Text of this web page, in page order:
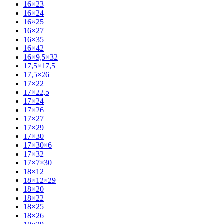
16×23
16×24
16×25
16×27
16×35
16×42
16×9,5×32
17,5×17,5
17,5×26
17×22
17×22,5
17×24
17×26
17×27
17×29
17×30
17×30×6
17×32
17×7×30
18×12
18×12×29
18×20
18×22
18×25
18×26